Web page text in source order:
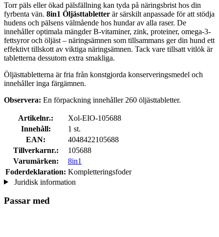
Torr päls eller ökad pälsfällning kan tyda på näringsbrist hos din
fyrbenta vän. 8in1 Öljästtabletter är särskilt anpassade för att stödja
hudens och pälsens välmående hos hundar av alla raser. De
innehåller optimala mängder B-vitaminer, zink, proteiner, omega-3-
fettsyror och öljäst – näringsämnen som tillsammans ger din hund ett
effektivt tillskott av viktiga näringsämnen. Tack vare tillsatt vitlök är
tabletterna dessutom extra smakliga.
Öljästtabletterna är fria från konstgjorda konserveringsmedel och
innehåller inga färgämnen.
Observera: En förpackning innehåller 260 öljästtabletter.
Artikelnr.:
Xol-EIO-105688
Innehåll:
1 st.
EAN:
4048422105688
Tillverkarnr.:
105688
Varumärken:
8in1
Foderdeklaration: Kompletteringsfoder
Juridisk information
Passar med